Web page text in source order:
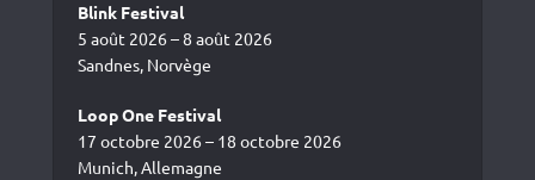
Blink Festival
5 août 2026 – 8 août 2026
Sandnes, Norvège
Loop One Festival
17 octobre 2026 – 18 octobre 2026
Munich, Allemagne